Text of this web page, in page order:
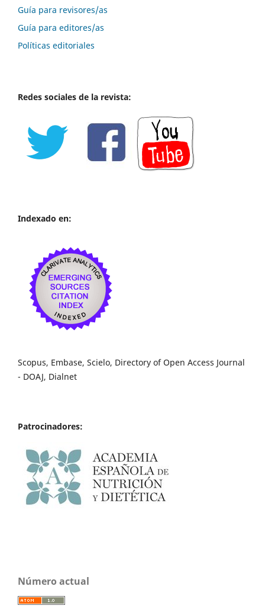
Guía para revisores/as
Guía para editores/as
Políticas editoriales
Redes sociales de la revista:
Indexado en:
Scopus, Embase, Scielo, Directory of Open Access Journal
- DOAJ, Dialnet
Patrocinadores:
Número actual